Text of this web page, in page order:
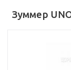
Зуммер